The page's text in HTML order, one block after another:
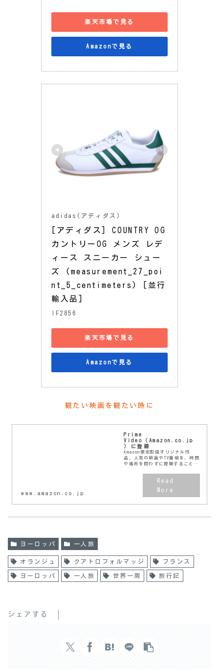
楽天市場で見る
Amazonで見る
adidas(アディダス)
[アディダス] COUNTRY OG
カントリーOG メンズ レデ
ィース スニーカー シュー
ズ (measurement_27_poi
nt_5_centimeters) [並行
輸入品]
IF2856
楽天市場で見る
Amazonで見る
観たい映画を観たい時に
Prime
Video（Amazon.co.jp
）に登録
Amazon限定配信オリジナル作
品、人気の映画やTV番組を、時間
や場所を問わずに視聴することが
www.amazon.co.jp
ヨーロッパ 一人旅
オランジュ クアトロフォルマッジ フランス
ヨーロッパ 一人旅 世界一周 旅行記
シェアする